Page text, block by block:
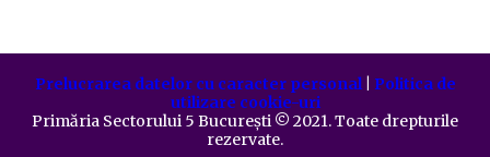
Prelucrarea datelor cu caracter personal| Politica de
utilizare cookie-uri
Primăria Sectorului 5 București ©️ 2021. Toate drepturile
rezervate.